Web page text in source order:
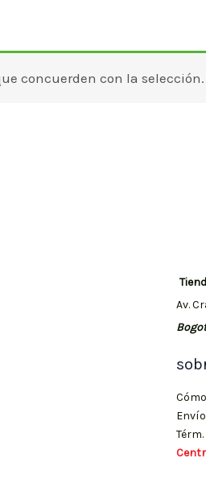
concuerden con la selección.
Av.